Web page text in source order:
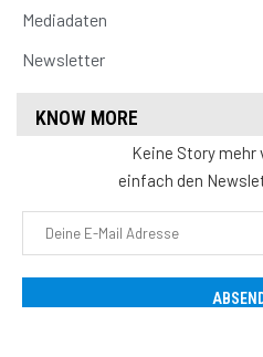
Mediadaten
Newsletter
KNOW MORE
Keine Story mehr
einfach den